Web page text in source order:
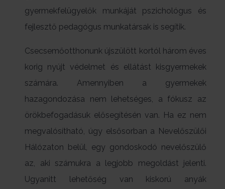
gyermekfelügyelők munkáját pszichológus és
fejlesztő pedagógus munkatársak is segítik.
Csecsemőotthonunk újszülött kortól három éves
korig nyújt védelmet és ellátást kisgyermekek
számára. Amennyiben a gyermekek
hazagondozása nem lehetséges, a fókusz az
örökbefogadásuk elősegítésén van. Ha ez nem
megvalósítható, úgy elsősorban a Nevelőszülői
Hálózaton belül, egy gondoskodó nevelőszülő
az, aki számukra a legjobb megoldást jelenti.
Ugyanitt lehetőség van kiskorú anyák